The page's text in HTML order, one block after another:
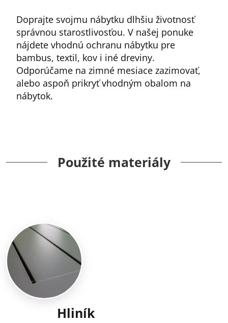
Doprajte svojmu nábytku dlhšiu životnosť
správnou starostlivosťou. V našej ponuke
nájdete vhodnú ochranu nábytku pre
bambus, textil, kov i iné dreviny.
Odporúčame na zimné mesiace zazimovať,
alebo aspoň prikryť vhodným obalom na
nábytok.
Použité materiály
Hliník